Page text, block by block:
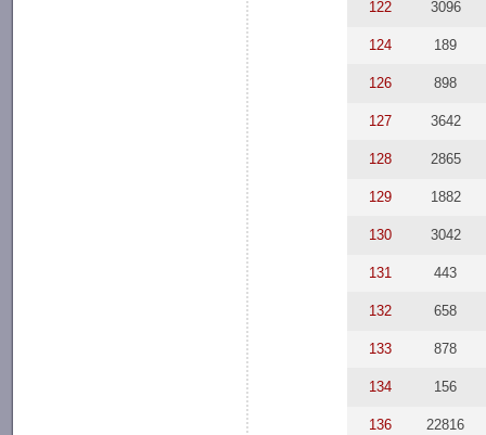
122 3096
124 189
126 898
127 3642
128 2865
129 1882
130 3042
131 443
132 658
133 878
134 156
136 22816